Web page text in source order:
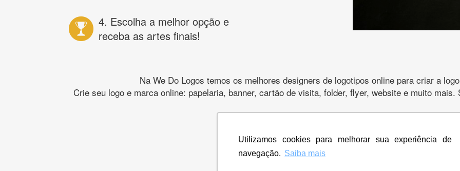
Utilizamos cookies para melhorar sua experiência de
navegação. Saiba mais
4. Escolha a melhor opção e
receba as artes finais!
Na We Do Logos temos os melhores designers de logotipos online para criar a
Crie seu logo e marca online: papelaria, banner, cartão de visita, folder, flyer, website e muito
CRIE SUA MARCA